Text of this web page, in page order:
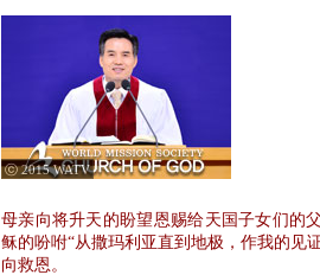
ⓒ 2015 WATV
母亲向将升天的盼望恩赐给天国子女们的
稣的吩咐“从撒玛利亚直到地极，作我的见
向救恩。